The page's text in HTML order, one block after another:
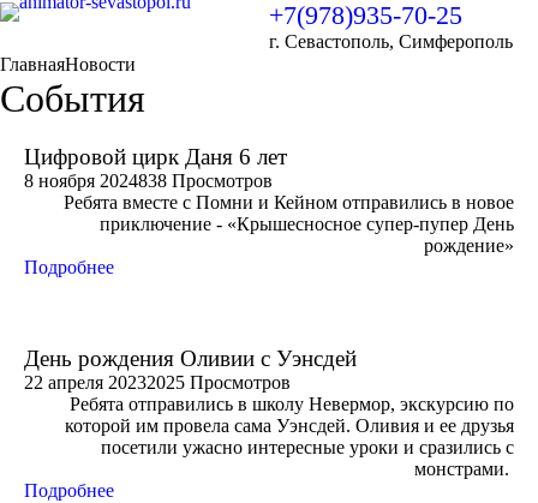
+7(978)935-70-25
г. Севастополь, Симферополь
ГлавнаяНовости
События
Цифровой цирк Даня 6 лет
8 ноября 2024838 Просмотров
Ребята вместе с Помни и Кейном отправились в новое
приключение - «Крышесносное супер-пупер День
рождение»
Подробнее
День рождения Оливии с Уэнсдей
22 апреля 20232025 Просмотров
Ребята отправились в школу Невермор, экскурсию по
которой им провела сама Уэнсдей. Оливия и ее друзья
посетили ужасно интересные уроки и сразились с
монстрами.
Подробнее